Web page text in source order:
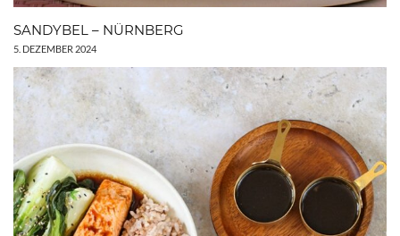
SANDYBEL – NÜRNBERG
5. DEZEMBER 2024